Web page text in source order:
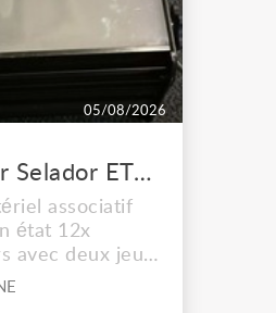
05/08/2026
12x Lustr Selador ETC Led 7x colors filtres
associatif
état 12x
avec deux jeux
Lustr Selador